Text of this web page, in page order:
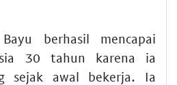
berhasil mencapai
30 tahun karena ia
sejak awal bekerja. Ia